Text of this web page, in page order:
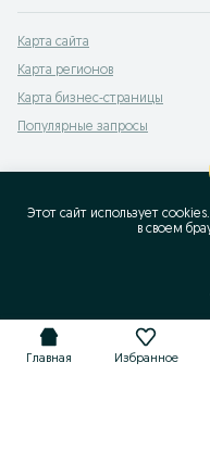
Карта сайта
Карта регионов
Карта бизнес-страницы
Популярные запросы
Главная Избранное
Этот сайт использует
в своeм